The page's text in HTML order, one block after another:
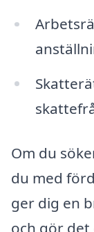
Om du
du med
ger dig en
och gör